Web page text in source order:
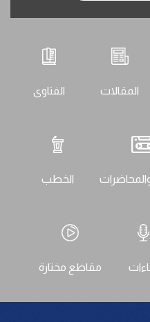
المقالات الفتاوى
الخطب
مقاطع مختارة